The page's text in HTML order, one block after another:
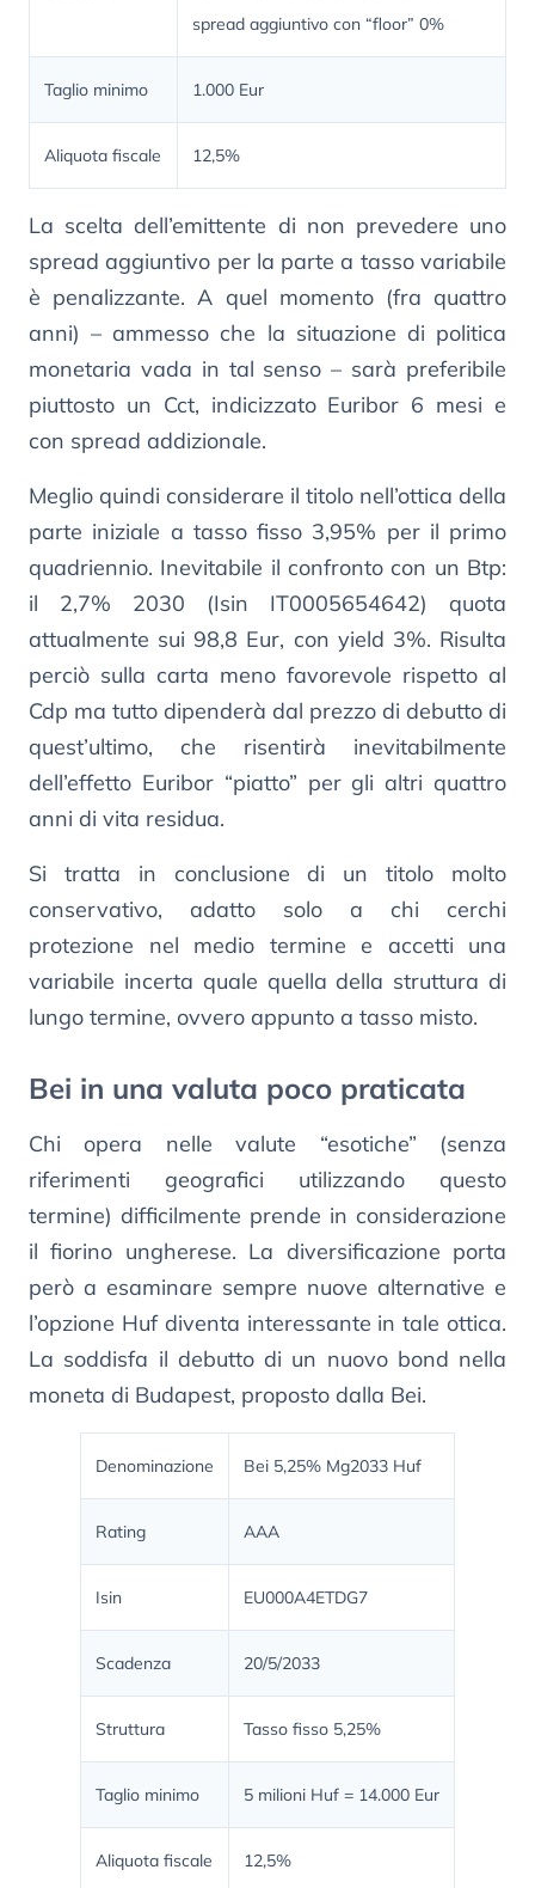
spread aggiuntivo con “floor” 0%
Taglio minimo 1.000 Eur
Aliquota fiscale 12,5%
La scelta dell’emittente di non prevedere uno
spread aggiuntivo per la parte a tasso variabile
è penalizzante. A quel momento (fra quattro
anni) – ammesso che la situazione di politica
monetaria vada in tal senso – sarà preferibile
piuttosto un Cct, indicizzato Euribor 6 mesi e
con spread addizionale.
Meglio quindi considerare il titolo nell’ottica della
parte iniziale a tasso fisso 3,95% per il primo
quadriennio. Inevitabile il confronto con un Btp:
il 2,7% 2030 (Isin IT0005654642) quota
attualmente sui 98,8 Eur, con yield 3%. Risulta
perciò sulla carta meno favorevole rispetto al
Cdp ma tutto dipenderà dal prezzo di debutto di
quest’ultimo, che risentirà inevitabilmente
dell’effetto Euribor “piatto” per gli altri quattro
anni di vita residua.
Si tratta in conclusione di un titolo molto
conservativo, adatto solo a chi cerchi
protezione nel medio termine e accetti una
variabile incerta quale quella della struttura di
lungo termine, ovvero appunto a tasso misto.
Bei in una valuta poco praticata
Chi opera nelle valute “esotiche” (senza
riferimenti geografici utilizzando questo
termine) difficilmente prende in considerazione
il fiorino ungherese. La diversificazione porta
però a esaminare sempre nuove alternative e
l’opzione Huf diventa interessante in tale ottica.
La soddisfa il debutto di un nuovo bond nella
moneta di Budapest, proposto dalla Bei.
Denominazione Bei 5,25% Mg2033 Huf
Rating AAA
Isin EU000A4ETDG7
Scadenza 20/5/2033
Struttura Tasso fisso 5,25%
Taglio minimo 5 milioni Huf = 14.000 Eur
Aliquota fiscale 12,5%